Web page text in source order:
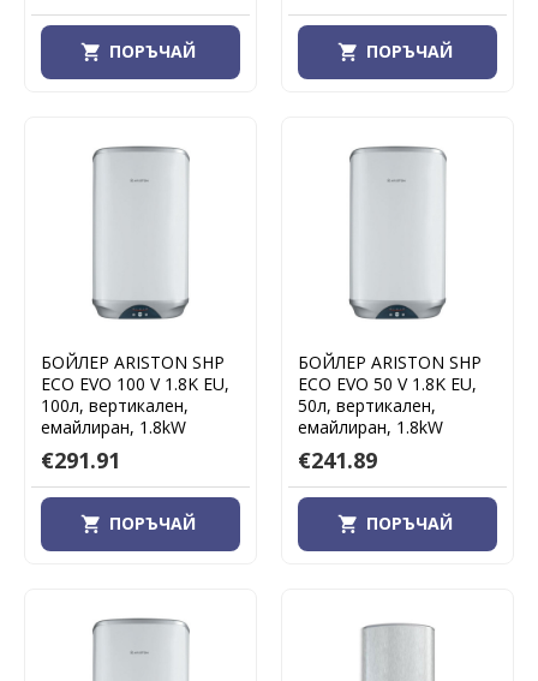
ПОРЪЧАЙ ПОРЪЧАЙ
БОЙЛЕР ARISTON SHP
ECO EVO 100 V 1.8K EU,
100л, вертикален,
емайлиран, 1.8kW
€291.91
ПОРЪЧАЙ
БОЙЛЕР ARISTON SHP
ECO EVO 50 V 1.8K EU,
50л, вертикален,
емайлиран, 1.8kW
€241.89
ПОРЪЧАЙ